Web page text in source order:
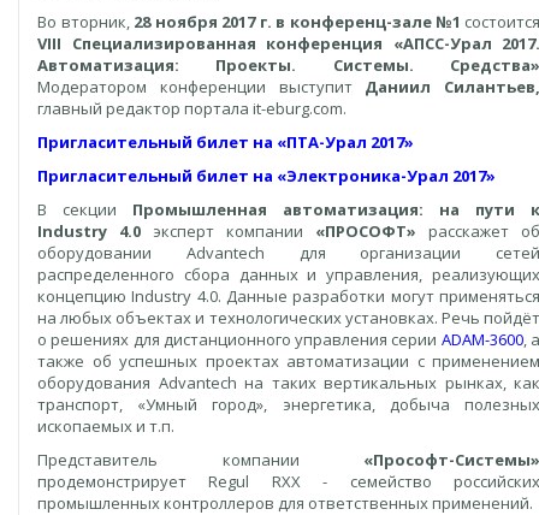
Во вторник, 28 ноября 2017 г. в конференц-зале №1 состоится
VIII Специализированная конференция «АПСС-Урал 2017.
Автоматизация: Проекты. Системы. Средства»
Модератором конференции выступит Даниил Силантьев,
главный редактор портала it-eburg.com.
Пригласительный билет на «ПТА-Урал 2017»
Пригласительный билет на «Электроника-Урал 2017»
В секции Промышленная автоматизация: на пути к
Industry 4.0 эксперт компании «ПРОСОФТ» расскажет об
оборудовании Advantech для организации сетей
распределенного сбора данных и управления, реализующих
концепцию Industry 4.0. Данные разработки могут применяться
на любых объектах и технологических установках. Речь пойдёт
о решениях для дистанционного управления серии ADAM-3600,
также об успешных проектах автоматизации с применением
оборудования Advantech на таких вертикальных рынках, как
транспорт, «Умный город», энергетика, добыча полезных
ископаемых и т.п.
Представитель компании «Прософт-Системы»
продемонстрирует Regul RXX - семейство российских
промышленных контроллеров для ответственных применений.